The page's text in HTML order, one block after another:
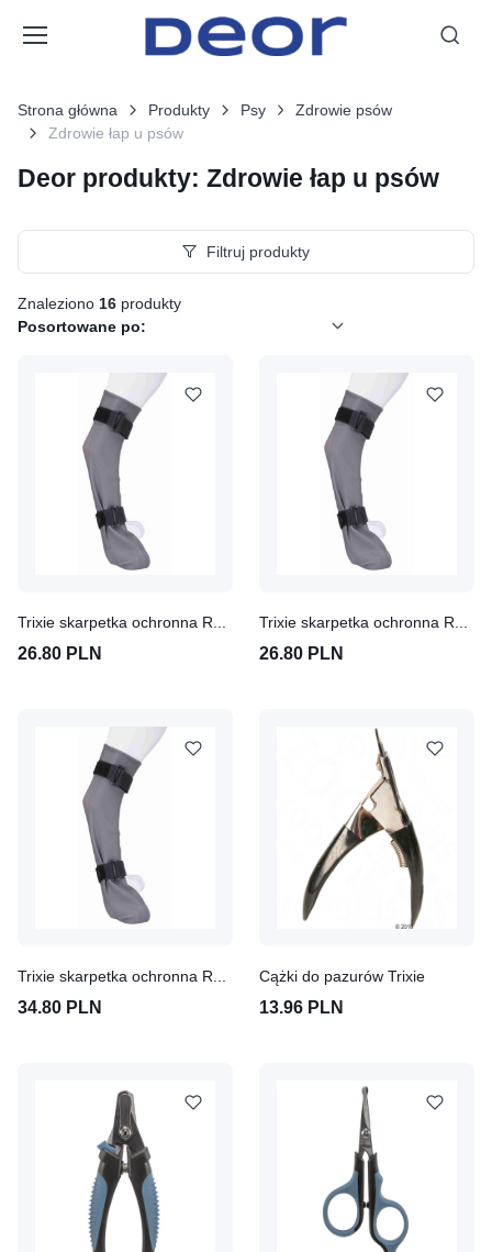
Strona główna Produkty Psy
Zdrowie psów
Zdrowie łap u psów
Deor produkty: Zdrowie łap u psów
Filtruj produkty
Znaleziono 16 produkty
Posortowane po:
26.80 PLN 26.80 PLN
Trixie skarpetka ochronna Roz. L, szer. x dł.: 10 cm x 40 cm
34.80 PLN
Cążki do pazurów Trixie
13.96 PLN